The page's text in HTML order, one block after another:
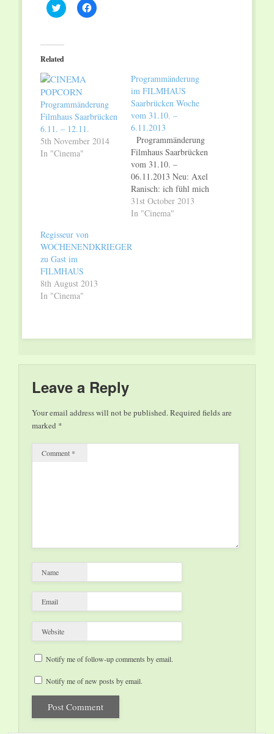
Click
to
(Opens
in
new
Click
to
Related
Programmänderung
Filmhaus Saarbrücken
6.11. – 12.11.
5th November 2014
In "Cinema"
Programmänderung
im FILMHAUS
Saarbrücken Woche
vom 31.10. –
6.11.2013
Programmänderung
Filmhaus Saarbrücken
vom 31.10. –
06.11.2013 Neu: Axel
Ranisch: ich fühl mich
disco Do + Fr 20.30,
Sa 21.00, So 20.30,
Hyde und Bryan
31st October 2013
In "Cinema"
Regisseur von
WOCHENENDKRIEGER
zu Gast im
FILMHAUS
8th August 2013
In "Cinema"
Leave a Reply
Your email address will not be published.Required fields are
marked *
Comment *
Name
Email
Website
Notify me of follow-up comments by email.
Notify me of new posts by email.